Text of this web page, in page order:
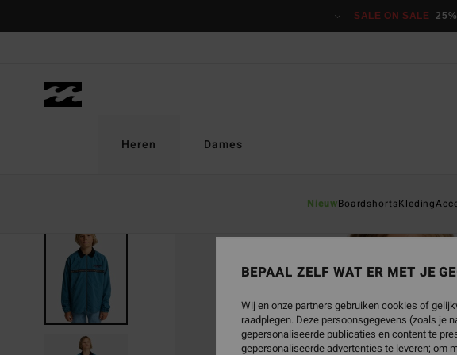
SALE ON SALE
Heren
NieuwBoardshortsKleding
Dames
BEPAAL ZELF WAT ER MET JE
Wij en onze partners gebruiken cookies of
raadplegen. Deze persoonsgegevens (zoals je
gepersonaliseerde publicaties en content te
gepersonaliseerde advertenties te leveren; om